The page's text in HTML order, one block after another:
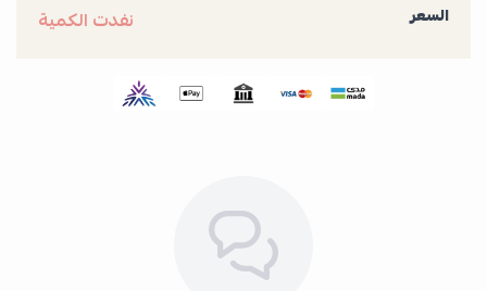
السعر نفدت الكمية